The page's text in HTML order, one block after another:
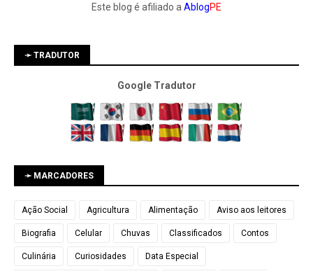
Este blog é afiliado a AblogPE
➛ TRADUTOR
Google Tradutor
➛ MARCADORES
Ação Social Agricultura Alimentação Aviso aos leitores
Biografia Celular Chuvas Classificados Contos
Culinária Curiosidades Data Especial